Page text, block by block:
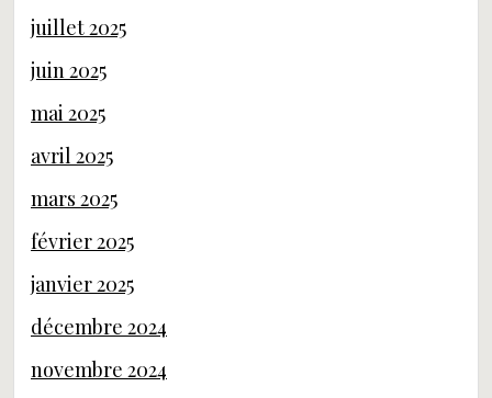
juillet 2025
juin 2025
mai 2025
avril 2025
mars 2025
février 2025
janvier 2025
décembre 2024
novembre 2024